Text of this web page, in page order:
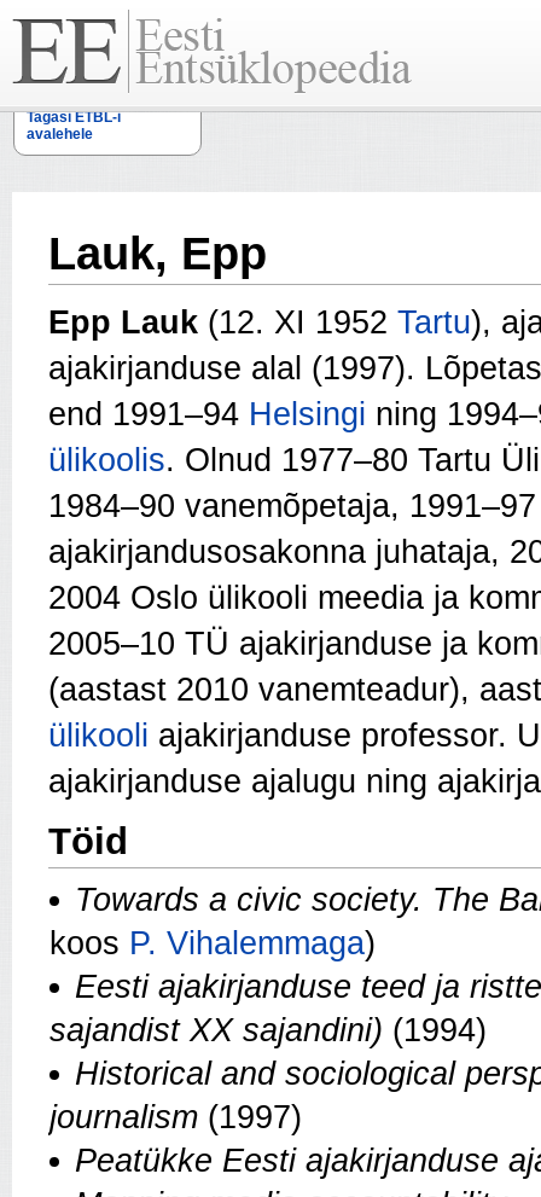
Tagasi ETBL-i
avalehele
Lauk, Epp
Epp Lauk (12. XI 1952 Tartu),
ajakirjanduse alal (1997).
end 1991–94 Helsingi ning
ülikoolis. Olnud 1977–80 Tartu
1984–90 vanemõpetaja,
ajakirjandusosakonna juhataja,
2004 Oslo ülikooli meedia ja
2005–10 TÜ ajakirjanduse ja
(aastast 2010 vanemteadur),
ülikooli ajakirjanduse professor.
ajakirjanduse ajalugu ning
Töid
Towards a civic society. The
koos P. Vihalemmaga)
Eesti ajakirjanduse teed ja
sajandist XX sajandini) (1994)
Historical and sociological
journalism (1997)
Peatükke Eesti ajakirjanduse